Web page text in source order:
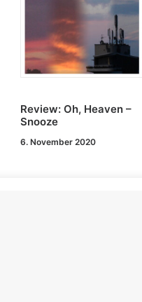
Review: Oh, Heaven –
Snooze
6. November 2020